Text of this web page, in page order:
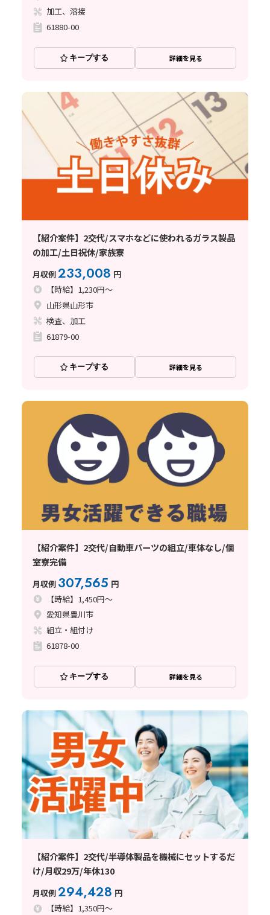
加工、溶接
61880-00
キープする 詳細を見る
【紹介案件】2交代/スマホなどに使われるガラス製品
の加工/土日祝休/家族寮
月収例233,008 円
【時給】1,230円～
山形県山形市
検査、加工
61879-00
キープする 詳細を見る
【紹介案件】2交代/自動車パーツの組立/車体なし/個
室寮完備
月収例 307,565 円
【時給】1,450円～
愛知県豊川市
組立・組付け
61878-00
キープする 詳細を見る
【紹介案件】2交代/半導体製品を機械にセットするだ
け/月収29万/年休130
月収例294,428 円
【時給】1,350円～